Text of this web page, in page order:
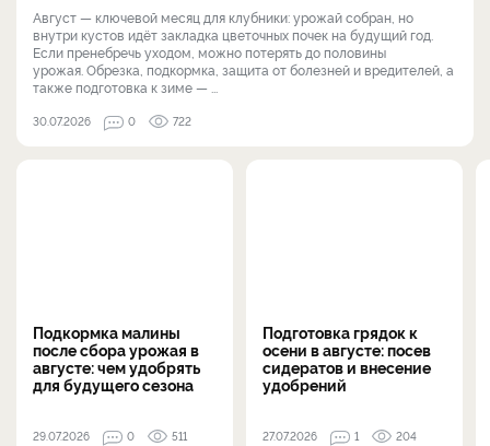
Август — ключевой месяц для клубники: урожай собран, но
внутри кустов идёт закладка цветочных почек на будущий год.
Если пренебречь уходом, можно потерять до половины
урожая. Обрезка, подкормка, защита от болезней и вредителей, а
также подготовка к зиме — ...
30.07.2026 0 722
Подкормка малины
после сбора урожая в
августе: чем удобрять
для будущего сезона
29.07.2026 0 511
Подготовка грядок к
осени в августе: посев
сидератов и внесение
удобрений
27.07.2026 1 204